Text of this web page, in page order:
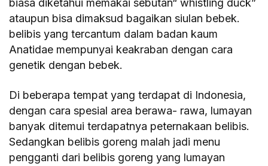
biasa diketahui memakai sebutan“ whistling duck”
ataupun bisa dimaksud bagaikan siulan bebek.
belibis yang tercantum dalam badan kaum
Anatidae mempunyai keakraban dengan cara
genetik dengan bebek.
Di beberapa tempat yang terdapat di Indonesia,
dengan cara spesial area berawa- rawa, lumayan
banyak ditemui terdapatnya peternakaan belibis.
Sedangkan belibis goreng malah jadi menu
pengganti dari belibis goreng yang lumayan